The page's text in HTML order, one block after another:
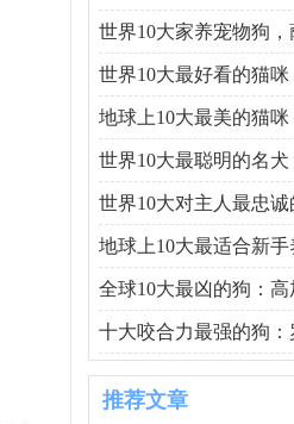
世界10大家养宠物狗
世界10大最好看的猫
地球上10大最美的猫咪
世界10大最聪明的名
世界10大对主人最忠
地球上10大最适合新
全球10大最凶的狗：
十大咬合力最强的狗
推荐文章